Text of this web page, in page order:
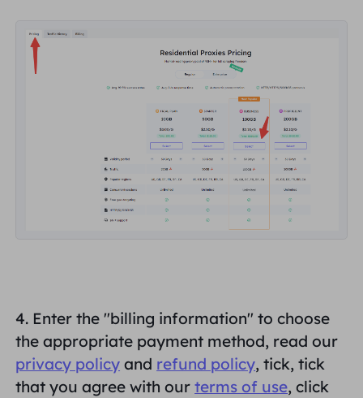
4. Enter the "billing information" to choose
the appropriate payment method, read our
privacy policy and refund policy, tick, tick
that you agree with ourterms of use, click